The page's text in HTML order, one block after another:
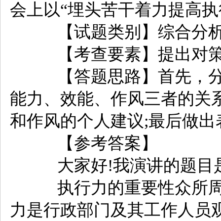
会上以“埋头苦干着力提高
【试题类别】综合分
【考查要素】提出对策
【答题思路】首先，分
能力、效能、作风三者的关
和作风的个人建议;最后做出
【参考答案】
大家好!我演讲的题目
执行力的重要性众所周
力是行政部门及其工作人员